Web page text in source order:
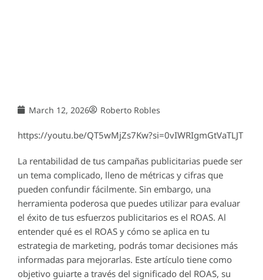
March 12, 2026 Roberto Robles
https://youtu.be/QT5wMjZs7Kw?si=0vIWRIgmGtVaTLJT
La rentabilidad de tus campañas publicitarias puede ser
un tema complicado, lleno de métricas y cifras que
pueden confundir fácilmente. Sin embargo, una
herramienta poderosa que puedes utilizar para evaluar
el éxito de tus esfuerzos publicitarios es el ROAS. Al
entender qué es el ROAS y cómo se aplica en tu
estrategia de marketing, podrás tomar decisiones más
informadas para mejorarlas. Este artículo tiene como
objetivo guiarte a través del significado del ROAS, su